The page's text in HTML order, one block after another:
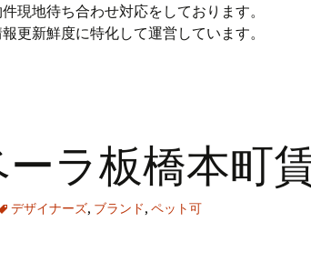
現地待ち合わせ対応をしております。
更新鮮度に特化して運営しています。
ラ板橋本町
デザイナーズ, ブランド, ペット可